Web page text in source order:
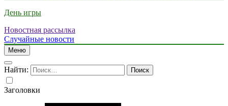
День игры
Новостная рассылка
Случайные новости
Меню
Найти:
Заголовки